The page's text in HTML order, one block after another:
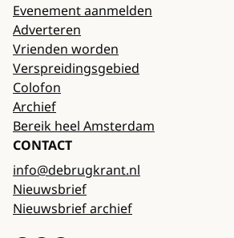
Evenement aanmelden
Adverteren
Vrienden worden
Verspreidingsgebied
Colofon
Archief
Bereik heel Amsterdam
CONTACT
info@debrugkrant.nl
Nieuwsbrief
Nieuwsbrief archief